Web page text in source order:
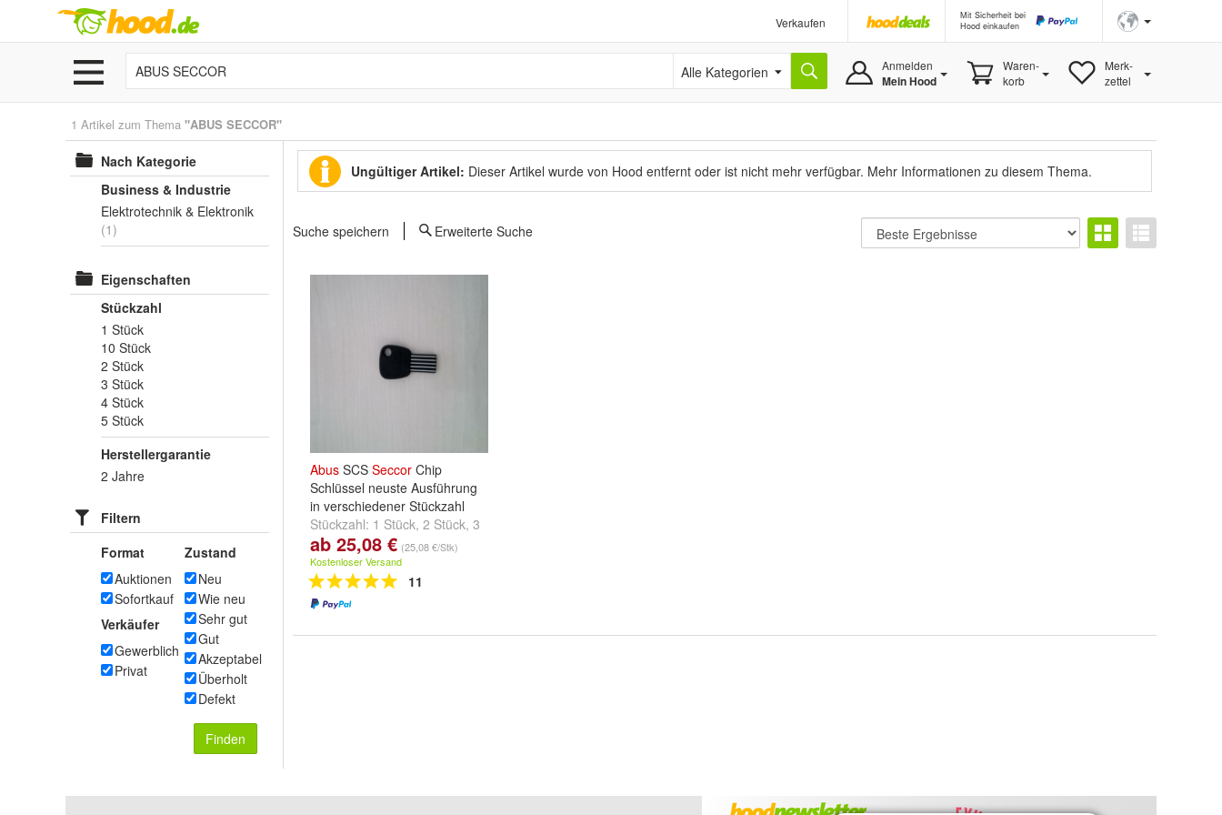
Verkaufen
Mit Sicherheit bei
Hood einkaufen
Alle Kategorien Anmelden
Mein Hood
Waren-
korb
Merk-
zettel
1 Artikel zum Thema "ABUS SECCOR"
Nach Kategorie
Business & Industrie
Elektrotechnik & Elektronik
(1)
Eigenschaften
Stückzahl
1 Stück
10 Stück
2 Stück
3 Stück
4 Stück
5 Stück
Herstellergarantie
2 Jahre
Filtern
Format
Auktionen
Sofortkauf
Verkäufer
Gewerblich
Privat
Zustand
Neu
Wie neu
Sehr gut
Gut
Akzeptabel
Überholt
Defekt
Finden
Ungültiger Artikel: Dieser Artikel wurde von Hood entfernt oder ist nicht mehr verfügbar. Mehr Informationen zu diesem Thema.
Suche speichern Erweiterte Suche
Abus SCS Seccor Chip
Schlüssel neuste Ausführung
in verschiedener Stückzahl
Stückzahl: 1 Stück, 2 Stück, 3
Stückundweitere ...
ab 25,08 € (25,08 €/Stk)
Kostenloser Versand
11